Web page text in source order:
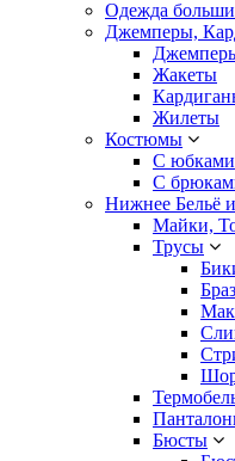
Одежда
Джемперы,
Жакеты
Жилеты
Костюмы
С юбками
С
Нижнее Бельё
Майки,
Трусы
Бюсты